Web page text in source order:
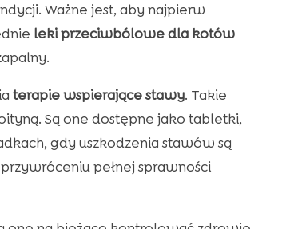
Ważne jest, aby najpierw
leki przeciwbólowe dla kotów
terapie wspierające stawy. Takie
Są one dostępne jako tabletki,
gdy uszkodzenia stawów są
pełnej sprawności